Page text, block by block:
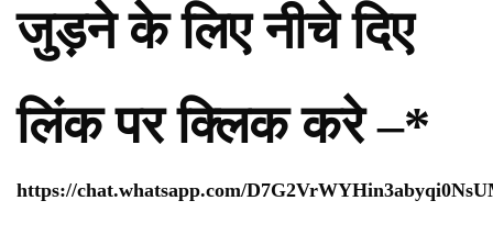
जुड़ने के लिए नीचे दिए
लिंक पर क्लिक करे –*
https://chat.whatsapp.com/